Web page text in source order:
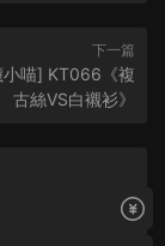
下一篇
喵] KT066《複
古絲VS白襯衫》